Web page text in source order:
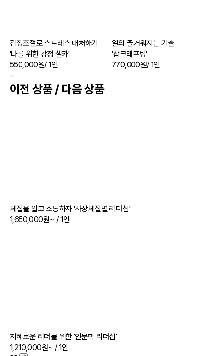
감정조절로 스트레스 대처하기
'나를 위한 감정 셀카'
550,000원/ 1인
일의 즐거워지는 기술
'잡크래프팅'
770,000원/ 1인
이전 상품 / 다음 상품
체질을 알고 소통하자 '사상체질별 리더십'
1,650,000원~ / 1인
지혜로운 리더를 위한 '인문학 리더십'
1,210,000원~ / 1인